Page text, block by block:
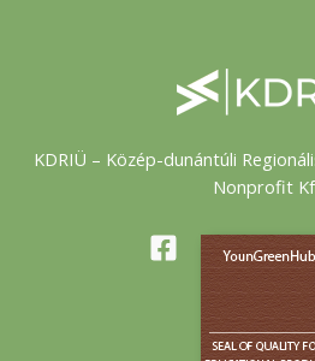
KDRIÜ – Közép-dunántúli
Nonprofit